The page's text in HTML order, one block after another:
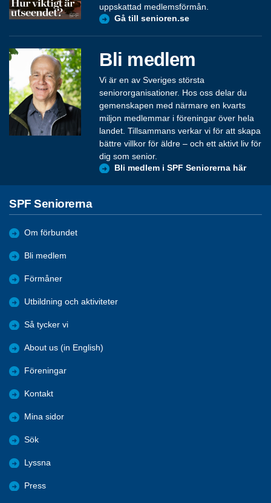
uppskattad medlemsförmån.
Gå till senioren.se
Bli medlem
Vi är en av Sveriges största
seniororganisationer. Hos oss delar du
gemenskapen med närmare en kvarts
miljon medlemmar i föreningar över hela
landet. Tillsammans verkar vi för att skapa
bättre villkor för äldre – och ett aktivt liv för
dig som senior.
Bli medlem i SPF Seniorerna här
SPF Seniorerna
Om förbundet
Bli medlem
Förmåner
Utbildning och aktiviteter
Så tycker vi
About us (in English)
Föreningar
Kontakt
Mina sidor
Sök
Lyssna
Press